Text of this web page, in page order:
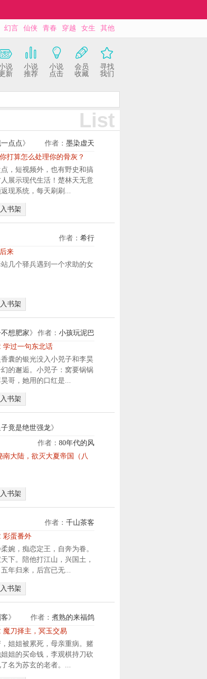
幻言 仙侠 青春 穿越 女生 其他
说
更新
小说
推荐
小说
点击
会员
收藏
寻找
我们
List
点点》 作者： 墨染虚天
打算怎么处理你的骨灰？
，短视频外，也有野史和搞
展示现代生活！楚林天无意
现系统，每天刷刷...
书架
作者： 希行
来
几个驿兵遇到一个求助的女
书架
想肥家》 作者： 小孩玩泥巴
学过一句东北话
囊的银光没入小兕子和李昊
的邂逅。小兕子：窝要锅锅
哥，她用的口红是...
书架
竟是绝世强龙》
作者： 80年代的风
南大陆，欲灭大夏帝国（八）
子
！
帝
杀
他
子
要
书架
作者： 千山茶客
彩蛋番外
婉，痴恋定王，自奔为眷。
下。陪他打江山，兴国土，
年归来，后宫已无...
书架
》 作者： 煮熟的来福鸽
魔刀择主，冥玉交易
姐姐被累死，母亲重病。赌
姐的买命钱，李观棋持刀砍
名为苏玄的老者。...